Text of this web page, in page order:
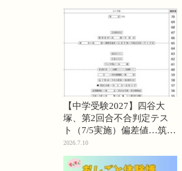
【中学受験2027】四谷大
塚、第2回合不合判定テス
ト（7/5実施）偏差値…筑駒
74・桜蔭70＜PR＞
2026.7.10